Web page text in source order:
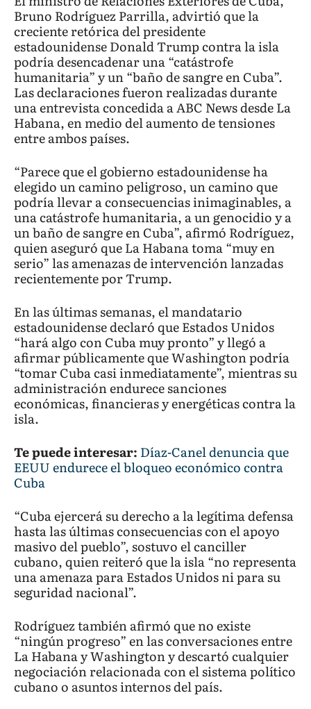
Bruno Rodríguez Parrilla, advirtió que la
creciente retórica del presidente
estadounidense Donald Trump contra la isla
podría desencadenar una “catástrofe
humanitaria” y un “baño de sangre en Cuba”.
Las declaraciones fueron realizadas durante
una entrevista concedida a ABC News desde La
Habana, en medio del aumento de tensiones
entre ambos países.
“Parece que el gobierno estadounidense ha
elegido un camino peligroso, un camino que
podría llevar a consecuencias inimaginables, a
una catástrofe humanitaria, a un genocidio y a
un baño de sangre en Cuba”, afirmó Rodríguez,
quien aseguró que La Habana toma “muy en
serio” las amenazas de intervención lanzadas
recientemente por Trump.
En las últimas semanas, el mandatario
estadounidense declaró que Estados Unidos
“hará algo con Cuba muy pronto” y llegó a
afirmar públicamente que Washington podría
“tomar Cuba casi inmediatamente”, mientras su
administración endurece sanciones
económicas, financieras y energéticas contra la
isla.
Te puede interesar: Díaz-Canel denuncia que
EEUU endurece el bloqueo económico contra
Cuba
“Cuba ejercerá su derecho a la legítima defensa
hasta las últimas consecuencias con el apoyo
masivo del pueblo”, sostuvo el canciller
cubano, quien reiteró que la isla “no representa
una amenaza para Estados Unidos ni para su
seguridad nacional”.
Rodríguez también afirmó que no existe
“ningún progreso” en las conversaciones entre
La Habana y Washington y descartó cualquier
negociación relacionada con el sistema político
cubano o asuntos internos del país.